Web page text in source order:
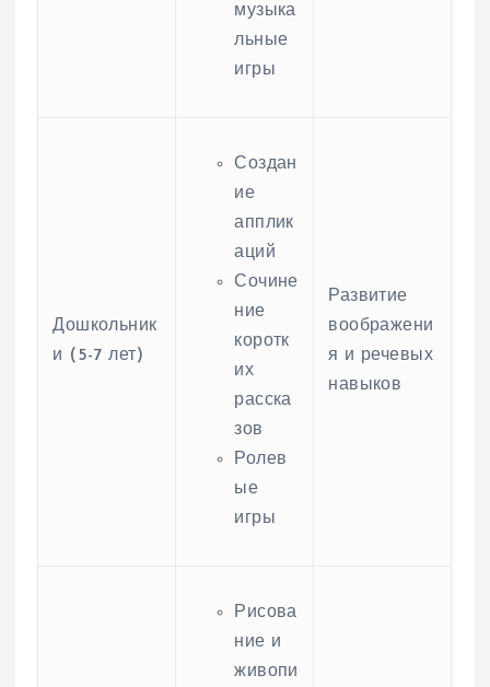
музыка
льные
игры
Дошкольник
и (5-7 лет)
Создан
ие
апплик
аций
Сочине
ние
коротк
их
расска
зов
Ролев
ые
игры
Развитие
воображени
я и речевых
навыков
Рисова
ние и
живопи